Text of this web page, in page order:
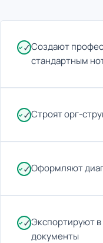
✓Создают
стандартным
✓Строят орг-
✓Оформляют
✓Экспортируют в
документы